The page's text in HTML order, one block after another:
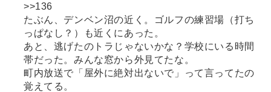
>>136
たぶん、デンベン沼の近く。ゴルフの練習場（打ち
っぱなし？）も近くにあった。
あと、逃げたのトラじゃないかな？学校にいる時間
帯だった。みんな窓から外見てたな。
町内放送で「屋外に絶対出ないで」って言ってたの
覚えてる。